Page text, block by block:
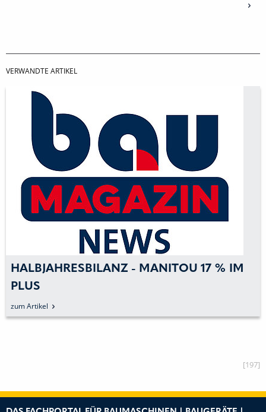
VERWANDTE ARTIKEL
HALBJAHRESBILANZ - MANITOU 17 % IM
PLUS
zum Artikel
[197]